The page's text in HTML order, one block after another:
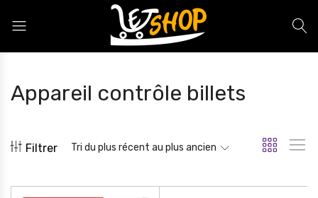
Appareil contrôle billets
Filtrer Tri du plus récent au plus ancien